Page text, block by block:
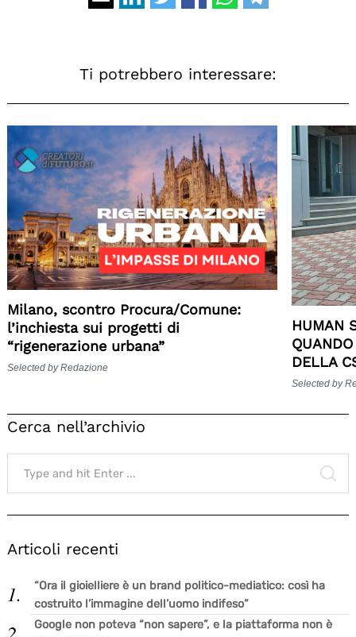
Ti potrebbero interessare:
Milano, scontro Procura/Comune:
l’inchiesta sui progetti di
“rigenerazione urbana”
Selected by Redazione
HUMAN
QUANDO
DELLA
Selected by
Cerca nell’archivio
Search
for:
Articoli recenti
“Ora il gioielliere è un brand politico-mediatico: così ha
costruito l’immagine dell’uomo indifeso”
Google non poteva “non sapere”, e la piattaforma non è